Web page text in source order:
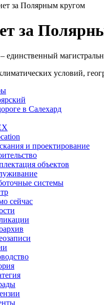
за Полярным кругом
за
условий,
в Салехард
и проектирование
объектов
системы
сейчас